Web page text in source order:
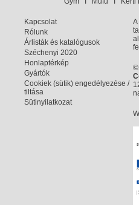
Kapcsolat
Rólunk
Árlisták és katalógusok
Széchenyi 2020
Honlaptérkép
Gyártók
Cookiek (sütik) engedélyezése /
tiltása
Sütinyilatkozat
A